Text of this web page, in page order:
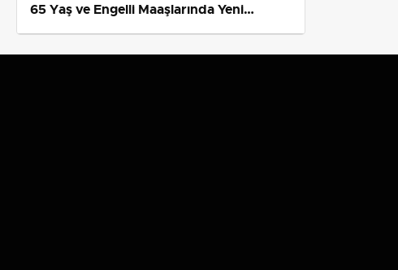
65 Yaş ve Engelli Maaşlarında Yeni
Tahminler